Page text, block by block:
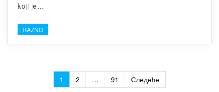
koji je…
RAZNO
Пагинација
1 2 … 91 Следеће